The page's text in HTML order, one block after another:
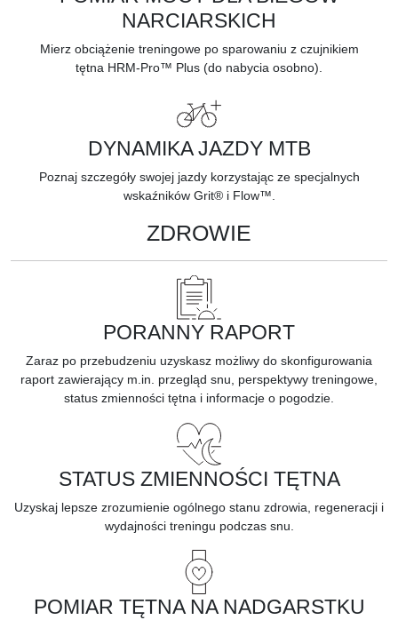
NARCIARSKICH
Mierz obciążenie treningowe po sparowaniu z czujnikiem
tętna HRM-Pro™ Plus (do nabycia osobno).
DYNAMIKA JAZDY MTB
Poznaj szczegóły swojej jazdy korzystając ze specjalnych
wskaźników Grit® i Flow™.
ZDROWIE
PORANNY RAPORT
Zaraz po przebudzeniu uzyskasz możliwy do skonfigurowania
raport zawierający m.in. przegląd snu, perspektywy treningowe,
status zmienności tętna i informacje o pogodzie.
STATUS ZMIENNOŚCI TĘTNA
Uzyskaj lepsze zrozumienie ogólnego stanu zdrowia, regeneracji i
wydajności treningu podczas snu.
POMIAR TĘTNA NA NADGARSTKU